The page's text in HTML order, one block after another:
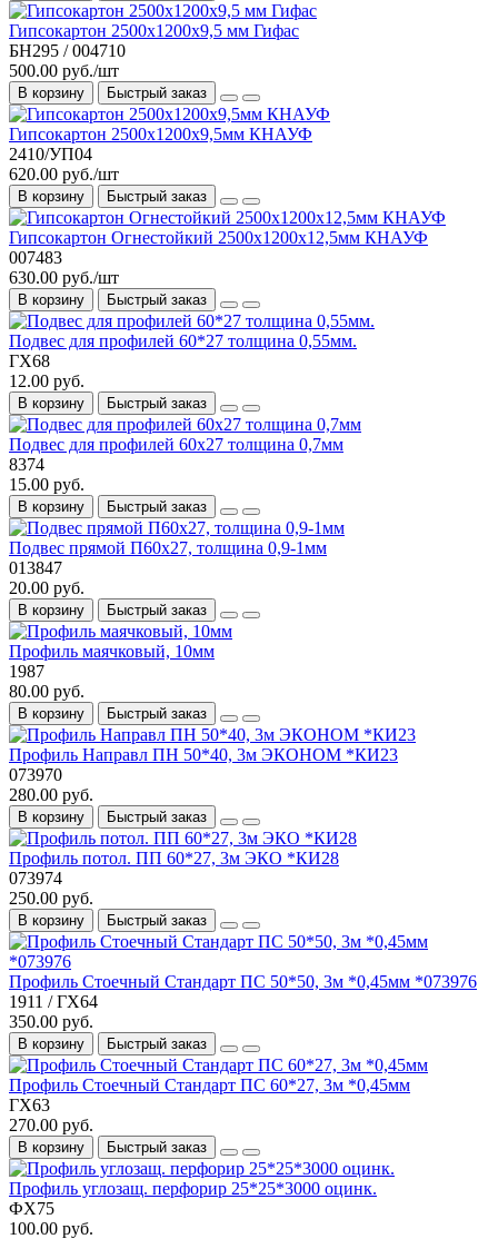
Гипсокартон 2500х1200x9,5 мм Гифас
БН295 / 004710
500.00 руб./шт
В корзину Быстрый заказ
Гипсокартон 2500х1200х9,5мм КНАУФ
2410/УП04
620.00 руб./шт
В корзину Быстрый заказ
Гипсокартон Огнестойкий 2500х1200х12,5мм КНАУФ
007483
630.00 руб./шт
В корзину Быстрый заказ
Подвес для профилей 60*27 толщина 0,55мм.
ГХ68
12.00 руб.
В корзину Быстрый заказ
Подвес для профилей 60х27 толщина 0,7мм
8374
15.00 руб.
В корзину Быстрый заказ
Подвес прямой П60х27, толщина 0,9-1мм
013847
20.00 руб.
В корзину Быстрый заказ
Профиль маячковый, 10мм
1987
80.00 руб.
В корзину Быстрый заказ
Профиль Направл ПН 50*40, 3м ЭКОНОМ *КИ23
073970
280.00 руб.
В корзину Быстрый заказ
Профиль потол. ПП 60*27, 3м ЭКО *КИ28
073974
250.00 руб.
В корзину Быстрый заказ
Профиль Стоечный Стандарт ПС 50*50, 3м *0,45мм *073976
1911 / ГХ64
350.00 руб.
В корзину Быстрый заказ
Профиль Стоечный Стандарт ПС 60*27, 3м *0,45мм
ГХ63
270.00 руб.
В корзину Быстрый заказ
Профиль углозащ. перфорир 25*25*3000 оцинк.
ФХ75
100.00 руб.